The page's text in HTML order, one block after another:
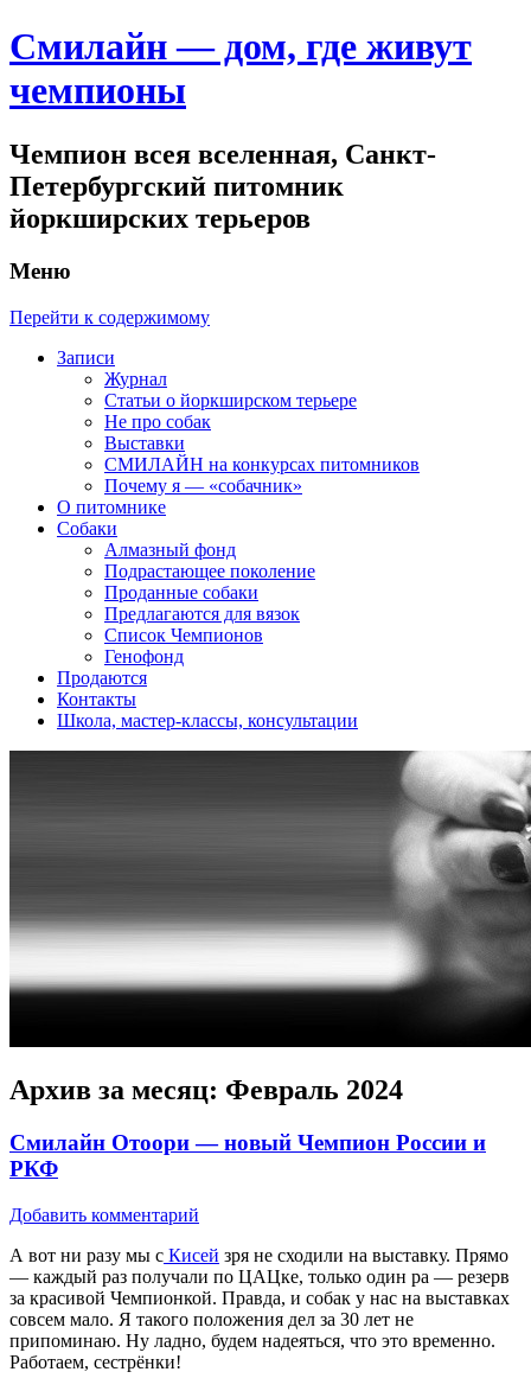
Смилайн — дом, где живут
чемпионы
Чемпион всея вселенная, Санкт-
Петербургский питомник
йоркширских терьеров
Меню
Перейти к содержимому
Записи
Журнал
Статьи о йоркширском терьере
Не про собак
Выставки
СМИЛАЙН на конкурсах питомников
Почему я — «собачник»
О питомнике
Собаки
Алмазный фонд
Подрастающее поколение
Проданные собаки
Предлагаются для вязок
Список Чемпионов
Генофонд
Продаются
Контакты
Школа, мастер-классы, консультации
Архив за месяц: Февраль 2024
Смилайн Отоори — новый Чемпион России и
РКФ
Добавить комментарий
А вот ни разу мы с Кисей зря не сходили на выставку. Прямо
— каждый раз получали по ЦАЦке, только один ра — резерв
за красивой Чемпионкой. Правда, и собак у нас на выставках
совсем мало. Я такого положения дел за 30 лет не
припоминаю. Ну ладно, будем надеяться, что это временно.
Работаем, сестрёнки!